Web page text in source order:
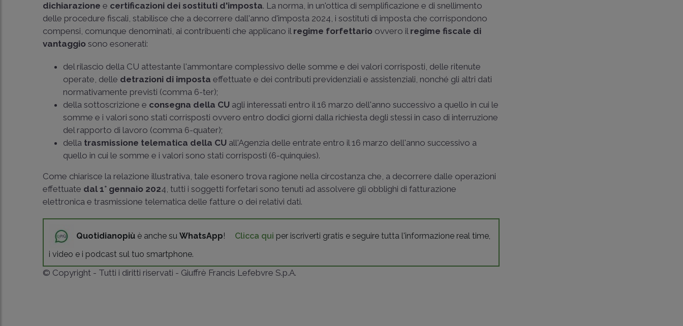
dichiarazione e certificazioni dei sostituti d'imposta. La norma, in un'ottica di semplificazione e di snellimento
delle procedure fiscali, stabilisce che a decorrere dall'anno d'imposta 2024, i sostituti di imposta che corrispondono
compensi, comunque denominati, ai contribuenti che applicano il regime forfettario ovvero il regime fiscale di
vantaggio sono esonerati:
del rilascio della CU attestante l'ammontare complessivo delle somme e dei valori corrisposti, delle ritenute
operate, delle detrazioni di imposta effettuate e dei contributi previdenziali e assistenziali, nonché gli altri dati
normativamente previsti (comma 6-ter);
della sottoscrizione e consegna della CU agli interessati entro il 16 marzo dell'anno successivo a quello in cui le
somme e i valori sono stati corrisposti ovvero entro dodici giorni dalla richiesta degli stessi in caso di interruzione
del rapporto di lavoro (comma 6-quater);
della trasmissione telematica della CU all'Agenzia delle entrate entro il 16 marzo dell'anno successivo a
quello in cui le somme e i valori sono stati corrisposti (6-quinquies).
Come chiarisce la relazione illustrativa, tale esonero trova ragione nella circostanza che, a decorrere dalle operazioni
effettuate dal 1° gennaio 2024, tutti i soggetti forfetari sono tenuti ad assolvere gli obblighi di fatturazione
elettronica e trasmissione telematica delle fatture o dei relativi dati.
Quotidianopiù è anche suWhatsApp! Clicca qui per iscriverti gratis e seguire tutta l'informazione real time,
i video e i podcast sul tuo smartphone.
© Copyright - Tutti i diritti riservati - Giuffrè Francis Lefebvre S.p.A.